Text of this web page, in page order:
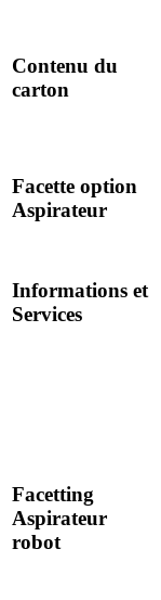
Contenu du
carton
Facette option
Aspirateur
Informations et
Services
Facetting
Aspirateur
robot